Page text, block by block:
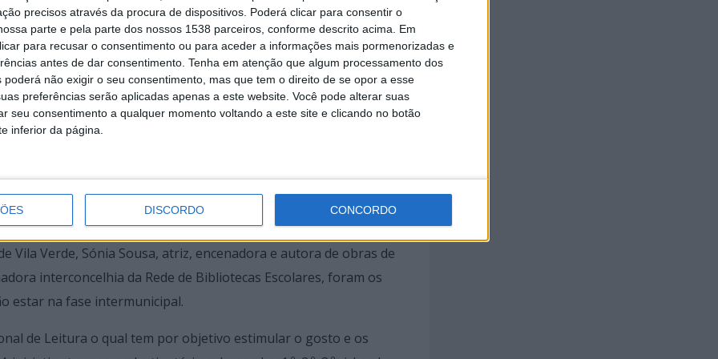
precisos através da procura de dispositivos. Poderá clicar para consentir o
parte e pela parte dos nossos 1538 parceiros, conforme descrito acima. Em
para recusar o consentimento ou para aceder a informações mais pormenorizadas e
antes de dar consentimento. Tenha em atenção que algum processamento dos
poderá não exigir o seu consentimento, mas que tem o direito de se opor a esse
preferências serão aplicadas apenas a este website. Você pode alterar suas
seu consentimento a qualquer momento voltando a este site e clicando no botão
inferior da página.
DISCORDO CONCORDO
fase.
Tamer Jourdan Weber e Sofia Alves de Lima, da Escola
do Agrupamento de Escolas de Prado; e Telmo Pimenta
Manuel Castro, Brenda Lucas, Beatriz Matos e Mariana
Vila Verde, Sónia Sousa, atriz, encenadora e autora de obras de
interconcelhia da Rede de Bibliotecas Escolares, foram os
estar na fase intermunicipal.
de Leitura o qual tem por objetivo estimular o gosto e os